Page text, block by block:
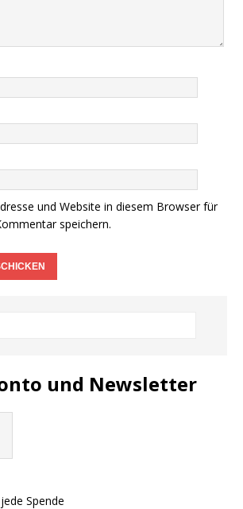
und Website in diesem Browser für
speichern.
und Newsletter
Spende